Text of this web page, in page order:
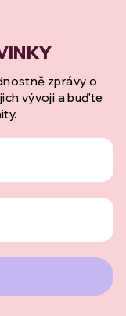
zprávy o
vývoji a buďte